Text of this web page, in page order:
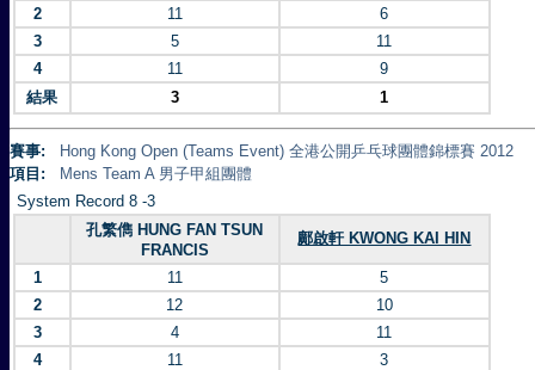
2
11
6
3
5
11
4
11
9
結果
3 1
賽事:
Hong Kong Open (Teams Event) 全港公開乒乓球團體錦標賽 2012
項目:
Mens Team A 男子甲組團體
System Record 8 -3
孔繁儁 HUNG FAN TSUN
FRANCIS
鄺啟軒 KWONG KAI HIN
1 11
5
2
12
10
3
4
11
4
11
3